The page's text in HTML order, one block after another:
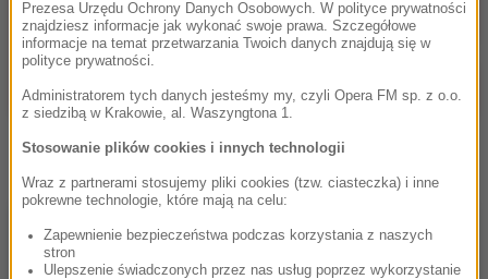
Kayah zaprasza
Prezesa Urzędu Ochrony Danych Osobowych. W polityce prywatności
znajdziesz informacje jak wykonać swoje prawa. Szczegółowe
informacje na temat przetwarzania Twoich danych znajdują się w
polityce prywatności.
Administratorem tych danych jesteśmy my, czyli Opera FM sp. z o.o.
z siedzibą w Krakowie, al. Waszyngtona 1.
Stosowanie plików cookies i innych technologii
Wraz z partnerami stosujemy pliki cookies (tzw. ciasteczka) i inne
pokrewne technologie, które mają na celu:
Zapewnienie bezpieczeństwa podczas korzystania z naszych
stron
Ulepszenie świadczonych przez nas usług poprzez wykorzystanie